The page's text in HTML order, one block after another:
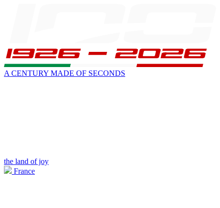
A CENTURY MADE OF SECONDS
the land of joy
France